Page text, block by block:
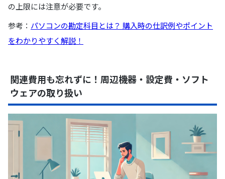
の上限には注意が必要です。
参考： パソコンの勘定科目とは？ 購入時の仕訳例やポイント
をわかりやすく解説！
関連費用も忘れずに！周辺機器・設定費・ソフト
ウェアの取り扱い